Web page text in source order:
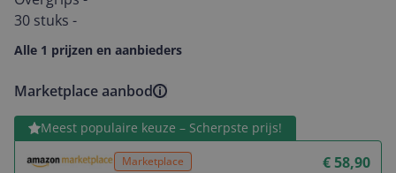
Alle 1 prijzen en aanbieders
Marketplace aanbod
Meest populaire keuze – Scherpste prijs!
Marketplace € 58,90
Bekijk product